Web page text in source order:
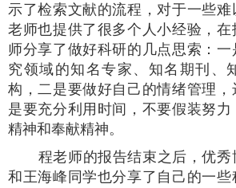
示了检索文献的流程，对于一些
老师也提供了很多个人小经验，
师分享了做好科研的几点思索：
究领域的知名专家、知名期刊、
构，二是要做好自己的情绪管理
是要充分利用时间，不要假装努
精神和奉献精神。
程老师的报告结束之后，优
和王海峰同学也分享了自己的一